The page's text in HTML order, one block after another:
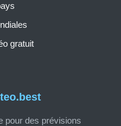
pour des prévisions
gratuit